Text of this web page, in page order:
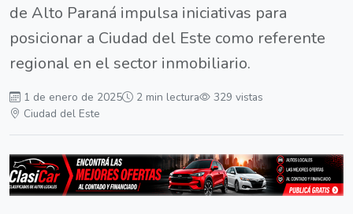
de Alto Paraná impulsa iniciativas para
posicionar a Ciudad del Este como referente
regional en el sector inmobiliario.
1 de enero de 2025 2 min lectura
329 vistas
Ciudad del Este